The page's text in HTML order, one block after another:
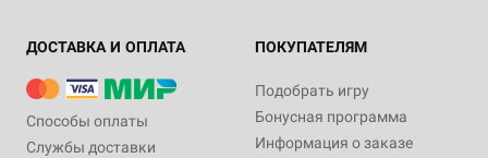
ДОСТАВКА И ОПЛАТА
Способы оплаты
Службы доставки
ПОКУПАТЕЛЯМ
Подобрать игру
Бонусная программа
Информация о заказе